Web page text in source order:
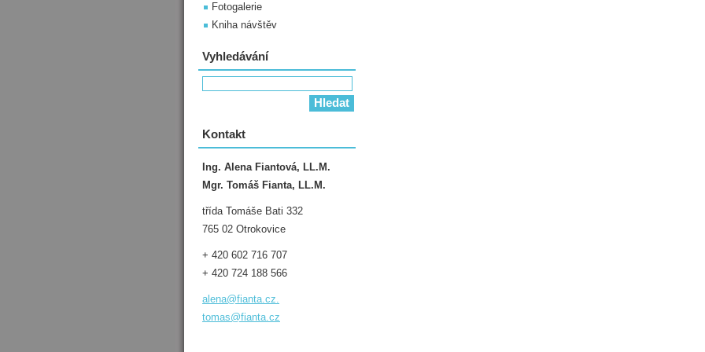
Fotogalerie
Kniha návštěv
Vyhledávání
Kontakt
Ing. Alena Fiantová, LL.M.
Mgr. Tomáš Fianta, LL.M.
třída Tomáše Bati 332
765 02 Otrokovice
+ 420 602 716 707
+ 420 724 188 566
alena@fianta.cz.
tomas@fianta.cz